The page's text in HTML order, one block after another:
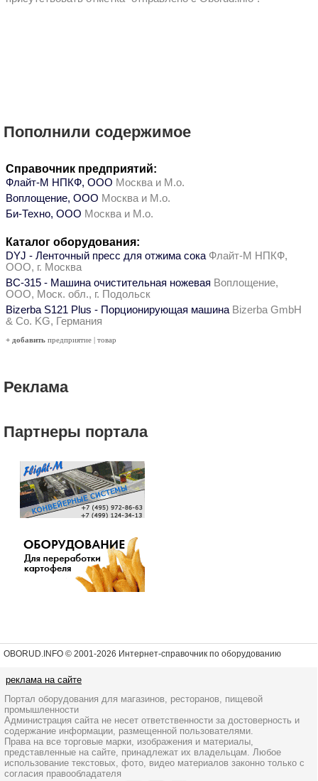
Пополнили содержимое
Справочник предприятий:
Флайт-М НПКФ, ООО Москва и М.о.
Воплощение, ООО Москва и М.о.
Би-Техно, ООО Москва и М.о.
Каталог оборудования:
DYJ - Ленточный пресс для отжима сока Флайт-М НПКФ,
ООО, г. Москва
ВС-315 - Машина очистительная ножевая Воплощение,
ООО, Моск. обл., г. Подольск
Bizerba S121 Plus - Порционирующая машина Bizerba GmbH
& Co. KG, Германия
+ добавить предприятие | товар
Реклама
Партнеры портала
OBORUD.INFO © 2001-2026 Интернет-справочник по оборудованию
реклама на сайте
Портал оборудования для магазинов, ресторанов, пищевой
промышленности
Администрация сайта не несет ответственности за достоверность и
содержание информации, размещенной пользователями.
Права на все торговые марки, изображения и материалы,
представленные на сайте, принадлежат их владельцам. Любое
использование текстовых, фото, видео материалов законно только с
согласия правообладателя